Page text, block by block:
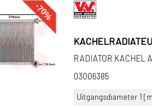
-70%
RADIATOR KACHEL
03006385
Uitgangsdiameter 1